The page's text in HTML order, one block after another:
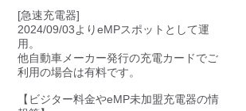
[急速充電器]
2024/09/03よりeMPスポットとして運
用。
他自動車メーカー発行の充電カードでご
利用の場合は有料です。
【ビジター料金やeMP未加盟充電器の情